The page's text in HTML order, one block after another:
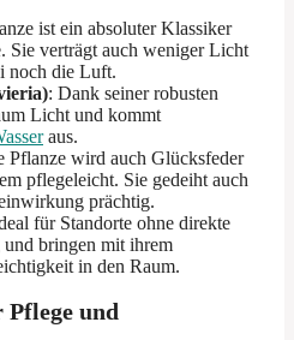
ist ein absoluter Klassiker
Sie verträgt auch weniger Licht
noch die Luft.
: Dank seiner robusten
Licht und kommt
aus.
Pflanze wird auch Glücksfeder
pflegeleicht. Sie gedeiht auch
prächtig.
für Standorte ohne direkte
und bringen mit ihrem
in den Raum.
und